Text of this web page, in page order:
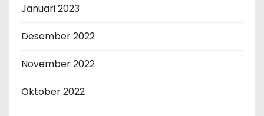
Januari 2023
Desember 2022
November 2022
Oktober 2022